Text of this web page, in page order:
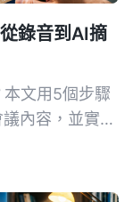
錄音到AI摘
文用5個步驟
內容，並實測